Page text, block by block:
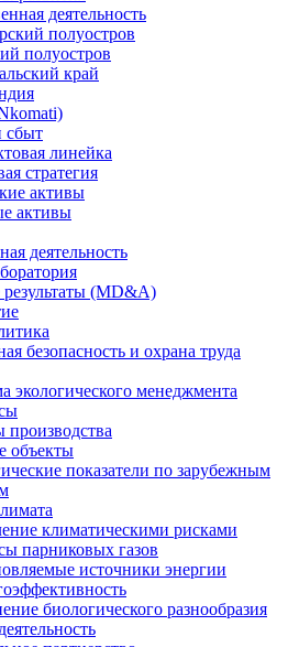
деятельность
полуостров
полуостров
край
сбыт
линейка
стратегия
активы
активы
деятельность
(MD&A)
безопасность и охрана труда
экологического менеджмента
производства
объекты
показатели по зарубежным
климатическими рисками
парниковых газов
источники энергии
биологического разнообразия